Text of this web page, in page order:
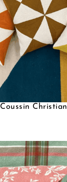
Coussin Christian